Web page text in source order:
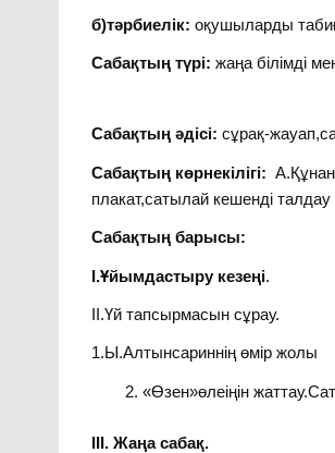
б)тәрбиелік: оқушыларды
Сабақтың түрі: жаңа білімді
Сабақтың әдісі: сұрақ-
Сабақтың көрнекілігі:
плакат,сатылай кешенді
Сабақтың барысы:
І.Ұйымдастыру кезеңі.
ІІ.Үй тапсырмасын сұрау.
1.Ы.Алтынсариннің өмір жолы
«Өзен»өлеіңін
ІІІ. Жаңа сабақ.